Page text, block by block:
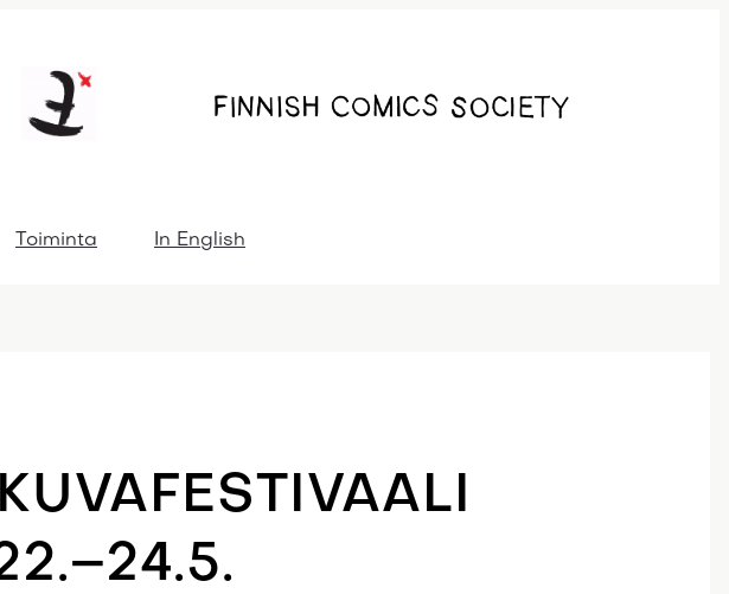
Toiminta In English